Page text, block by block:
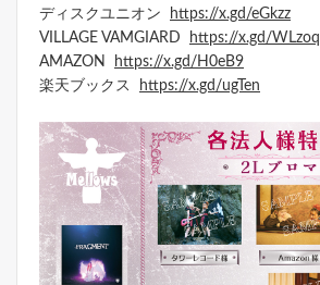
ディスクユニオン
https://x.gd/eGkzz
VILLAGE VAMGIARD
https://x.gd/WLzoq
AMAZON
https://x.gd/H0eB9
楽天ブックス
https://x.gd/ugTen